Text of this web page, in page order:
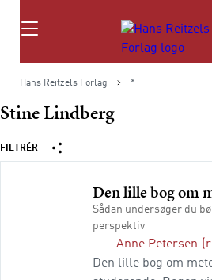
Søg
Hans Reitzels Forlag *
Stine Lindberg
FILTRÉR
Den lille bog om
Sådan undersøger du
perspektiv
Anne Petersen
Den lille bog om